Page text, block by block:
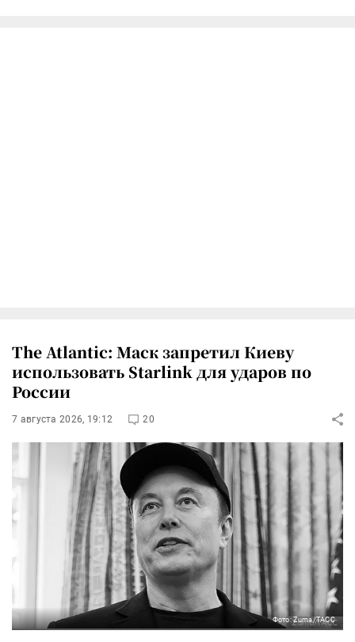
The Atlantic: Маск запретил Киеву
использовать Starlink для ударов по
России
7 августа 2026, 19:12 20
Фото: Zuma/ТАСС